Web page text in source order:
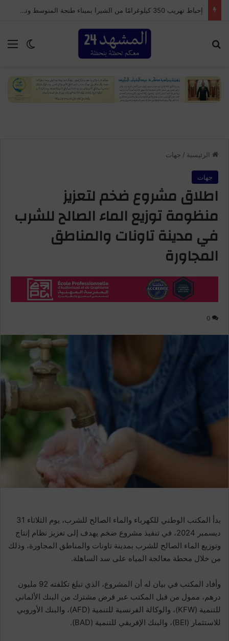
إحباط تهريب 350 كيلوغرامًا من الشيرا بميناء طنجة المتوسط وتوقيف سائق شاحنة للنقل الدولي
الوضع
الرئيسية / جهات
جهات
اطلاق مشروع ضخم لتعزيز
منظومة توزيع الماء الصالح للشرب
في مدينة تاونات والمناطق
المجاورة
0
بدأ المكتب الوطني للكهرباء والماء الصالح للشرب، يوم الثلاثاء 31
ديسمبر 2024، في تنفيذ مشروع ضخم يهدف إلى تعزيز نظام إنتاج
وتوزيع الماء الصالح للشرب بمدينة تاونات والمناطق المجاورة، وذلك
من خلال محطة معالجة المياه على سد الساهلة.
وأفاد المكتب في بيان له أن المشروع، الذي تبلغ تكلفته 92 مليون
درهم، ممول من قبل المكتب عبر قرض مشترك من البنك الألماني
للتنمية (KFW)، والوكالة الفرنسية للتنمية (AFD)، والبنك الأوروبي
للاستثمار (BEI)، والبنك الإفريقي للتنمية (BAD).